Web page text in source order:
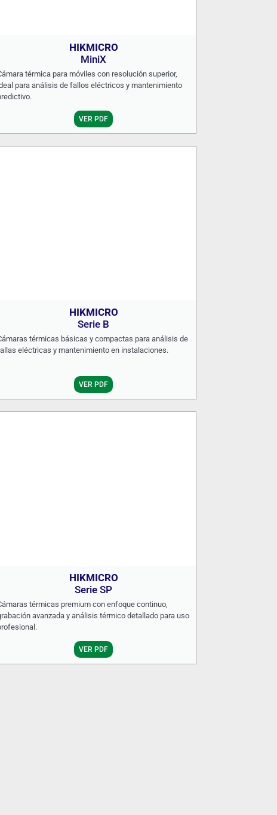
HIKMICRO
MiniX
térmica para móviles con resolución superior,
para análisis de fallos eléctricos y mantenimiento
VER PDF
HIKMICRO
Serie B
térmicas básicas y compactas para análisis de
eléctricas y mantenimiento en instalaciones.
VER PDF
HIKMICRO
Serie SP
térmicas premium con enfoque continuo,
avanzada y análisis térmico detallado para uso
VER PDF